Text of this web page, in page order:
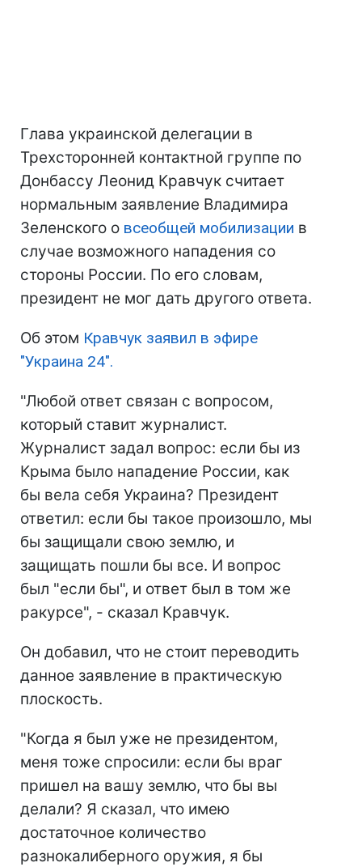
Глава украинской делегации в
Трехсторонней контактной группе по
Донбассу Леонид Кравчук считает
нормальным заявление Владимира
Зеленского о всеобщей мобилизации в
случае возможного нападения со
стороны России. По его словам,
президент не мог дать другого ответа.
Об этом Кравчук заявил в эфире
"Украина 24".
"Любой ответ связан с вопросом,
который ставит журналист.
Журналист задал вопрос: если бы из
Крыма было нападение России, как
бы вела себя Украина? Президент
ответил: если бы такое произошло, мы
бы защищали свою землю, и
защищать пошли бы все. И вопрос
был "если бы", и ответ был в том же
ракурсе", - сказал Кравчук.
Он добавил, что не стоит переводить
данное заявление в практическую
плоскость.
"Когда я был уже не президентом,
меня тоже спросили: если бы враг
пришел на вашу землю, что бы вы
делали? Я сказал, что имею
достаточное количество
разнокалиберного оружия, я бы